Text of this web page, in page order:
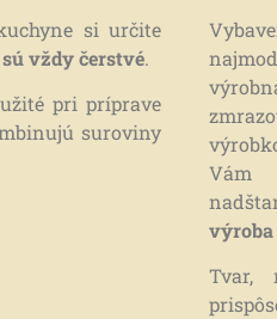
si určite
vždy čerstvé.
pri príprave
suroviny
Tvar,